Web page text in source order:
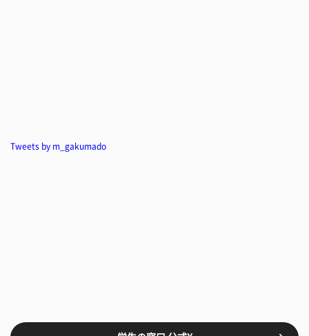
Tweets by m_gakumado